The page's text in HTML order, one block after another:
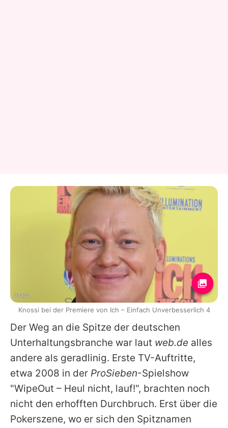
Der Weg an die Spitze der deutschen
Unterhaltungsbranche war laut web.de alles
andere als geradlinig. Erste TV-Auftritte,
etwa 2008 in der ProSieben-Spielshow
"WipeOut – Heul nicht, lauf!", brachten noch
nicht den erhofften Durchbruch. Erst über die
Pokerszene, wo er sich den Spitznamen
Imago
Knossi bei der Premiere von Ich – Einfach Unverbesserlich 4